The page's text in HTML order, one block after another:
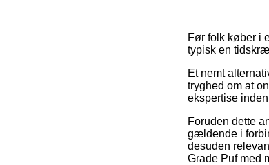
Før folk køber i
typisk en
Et nemt
tryghed om at
ekspertise
Foruden dette
gældende i
desuden
Grade Puf med